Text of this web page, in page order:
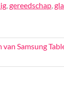
,gereedschap,
van Samsung